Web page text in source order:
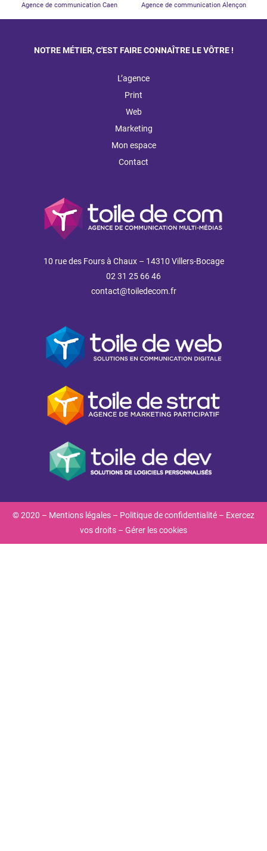
Agence de communication Caen Agence de communication Alençon
NOTRE MÉTIER, C'EST FAIRE CONNAÎTRE LE VÔTRE !
L’agence
Print
Web
Marketing
Mon espace
Contact
10 rue des Fours à Chaux – 14310 Villers-Bocage
02 31 25 66 46
contact@toiledecom.fr
© 2020 – Mentions légales – Politique de confidentialité – Exercez
vos droits – Gérer les cookies